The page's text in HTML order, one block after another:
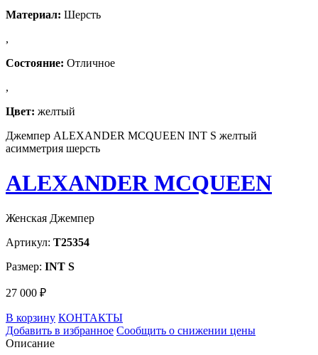
Материал: Шерсть
,
Состояние: Отличное
,
Цвет: желтый
Джемпер ALEXANDER MCQUEEN INT S желтый
асимметрия шерсть
ALEXANDER MCQUEEN
Женская Джемпер
Артикул: T25354
Размер: INT S
27 000 ₽
В корзину КОНТАКТЫ
Добавить в избранное Сообщить о снижении цены
Описание